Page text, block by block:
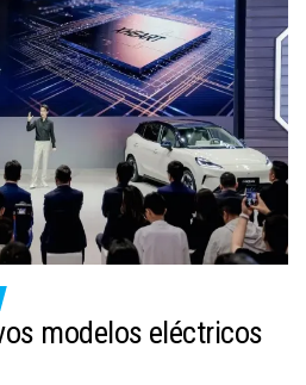
modelos eléctricos